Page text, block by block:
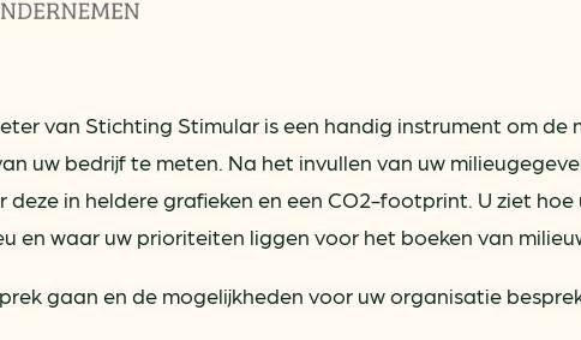
van Stichting Stimular is een handig instrument om de
uw bedrijf te meten. Na het invullen van uw
deze in heldere grafieken en een CO2-footprint. U ziet
en waar uw prioriteiten liggen voor het boeken van
gaan en de mogelijkheden voor uw organisatie